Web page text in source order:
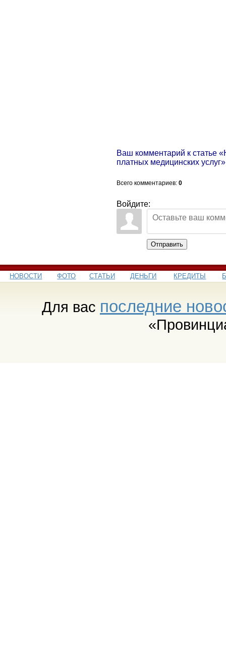
Ваш комментарий к статье
платных медицинских услуг»
Всего комментариев: 0
Войдите:
Отправить
НОВОСТИ ФОТО СТАТЬИ ДЕНЬГИ КРЕДИТЫ
Для вас последние